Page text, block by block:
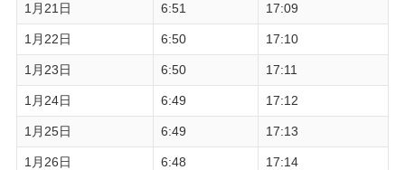
1月21日 6:51 17:09
1月22日 6:50 17:10
1月23日 6:50 17:11
1月24日 6:49 17:12
1月25日 6:49 17:13
1月26日 6:48 17:14